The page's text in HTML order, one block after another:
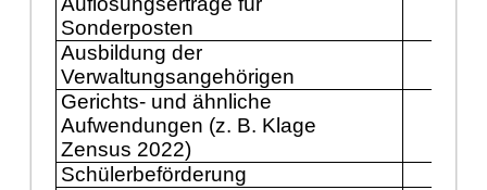
Sonderposten
Ausbildung der
Verwaltungsangehörigen
Gerichts- und ähnliche
Aufwendungen (z. B. Klage
Zensus 2022)
Schülerbeförderung